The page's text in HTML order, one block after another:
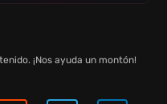
¡Nos ayuda un montón!